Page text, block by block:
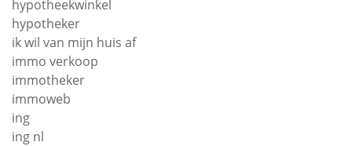
hypotheekwinkel
hypotheker
ik wil van mijn huis af
immo verkoop
immotheker
immoweb
ing
ing nl